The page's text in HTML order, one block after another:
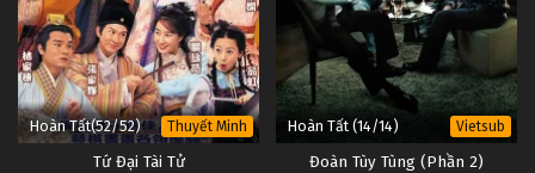
Hoàn Tất(52/52) Thuyết Minh
Tứ Đại Tài Tử
Hoàn Tất (14/14) Vietsub
Đoàn Tùy Tùng (Phần 2)